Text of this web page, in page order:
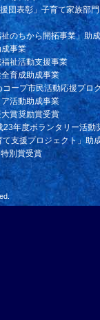
団表彰」子育て家族部
のちから開拓事業」助
事業
祉活動支援事業
育成助成事業
ープ市民活動応援プロ
活動助成事業
賞奨励賞受賞
年度ボランタリー活動
支援プロジェクト」助
別賞受賞